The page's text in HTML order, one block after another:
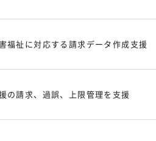
福祉に対応する請求データ作成支援
の請求、過誤、上限管理を支援